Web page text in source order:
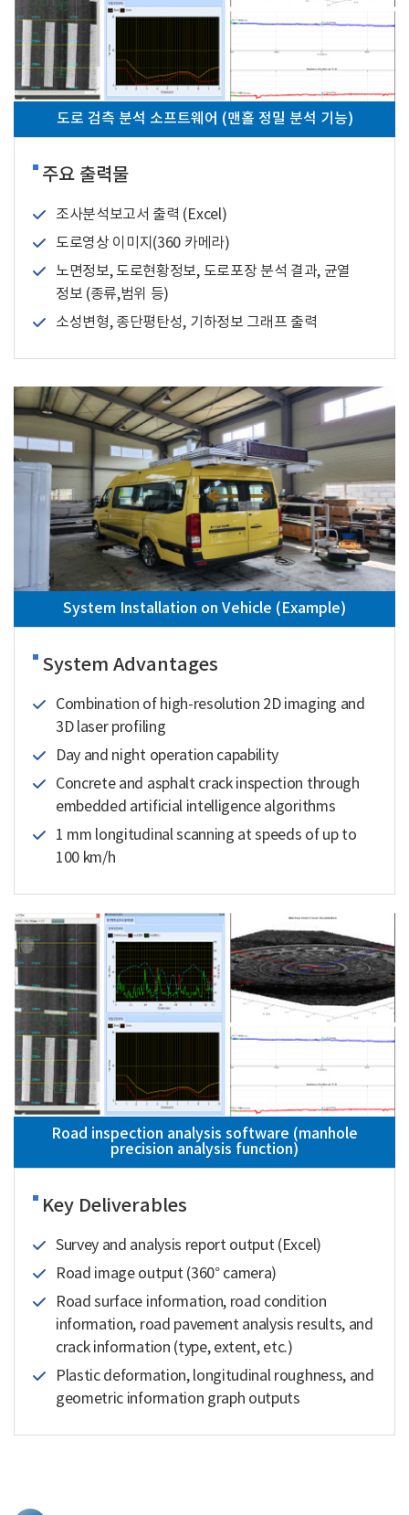
도로 검측 분석 소프트웨어 (맨홀 정밀 분석 기능)
주요 출력물
조사분석보고서 출력 (Excel)
도로영상 이미지(360 카메라)
노면정보, 도로현황정보, 도로포장 분석 결과, 균열
정보 (종류,범위 등)
소성변형, 종단평탄성, 기하정보 그래프 출력
System Installation on Vehicle (Example)
System Advantages
Combination of high-resolution 2D imaging and
3D laser profiling
Day and night operation capability
Concrete and asphalt crack inspection through
embedded artificial intelligence algorithms
1 mm longitudinal scanning at speeds of up to
100 km/h
Road inspection analysis software (manhole
precision analysis function)
Key Deliverables
Survey and analysis report output (Excel)
Road image output (360° camera)
Road surface information, road condition
information, road pavement analysis results, and
crack information (type, extent, etc.)
Plastic deformation, longitudinal roughness, and
geometric information graph outputs